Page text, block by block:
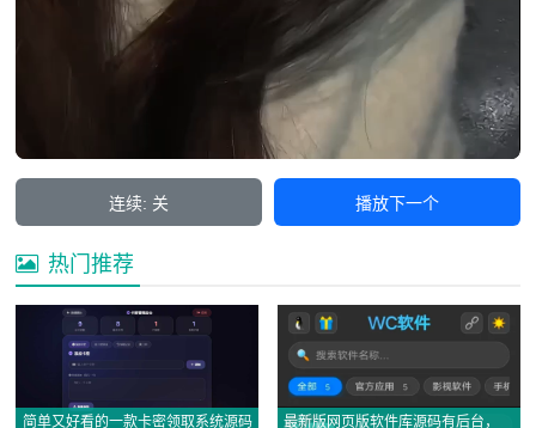
连续: 关 播放下一个
热门推荐
简单又好看的一款卡密领取系统源码